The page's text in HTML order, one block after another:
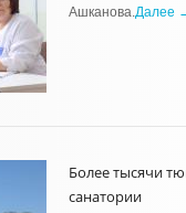
Ашканова.Далее
Более тысячи
санатории